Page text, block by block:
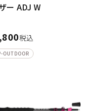
ー ADJ W
税込
OUTDOOR